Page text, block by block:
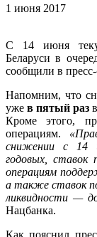
1 июня 2017
С 14 июня
Беларуси в
сообщили в
Напомним, что
ужев пятый раз
Кроме этого,
операциям.
снижении с 14
годовых, ставок
операциям
а также ставок
ликвидности —
Нацбанка.
Как пояснил